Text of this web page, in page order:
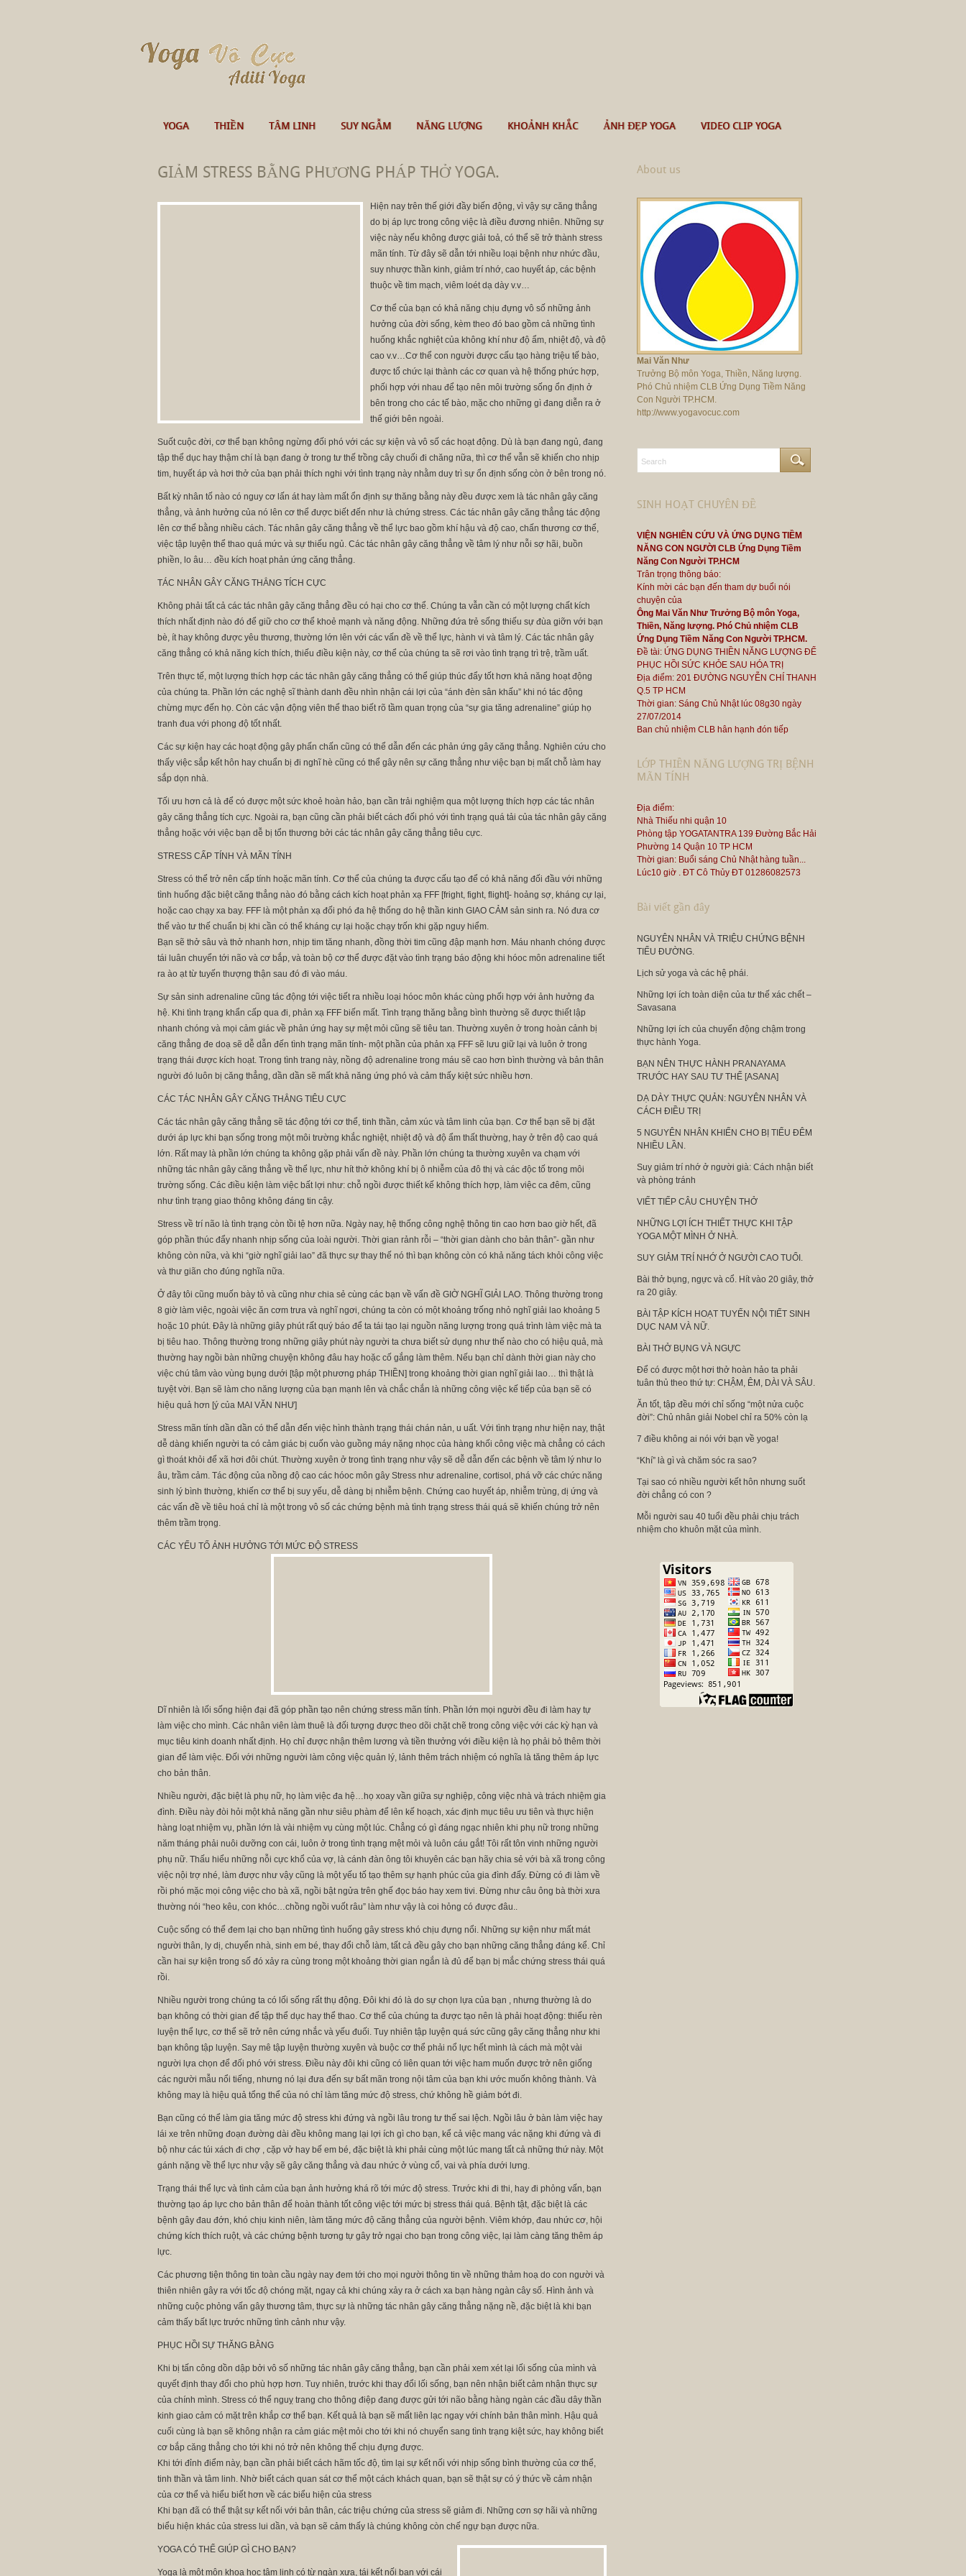
YOGA THIỀN TÂM LINH SUY NGẪM NĂNG LƯỢNG KHOẢNH KHẮC ẢNH ĐẸP YOGA VIDEO CLIP YOGA
GIẢM STRESS BẰNG PHƯƠNG PHÁP THỞ YOGA.
Hiện nay trên thế giới đầy biến động, vì vậy sự căng thẳng
do bị áp lực trong công việc là điều đương nhiên. Những sự
việc này nếu không được giải toả, có thể sẽ trở thành stress
mãn tính. Từ đây sẽ dẫn tới nhiều loại bệnh như nhức đầu,
suy nhược thần kinh, giảm trí nhớ, cao huyết áp, các bệnh
thuộc về tim mạch, viêm loét dạ dày v.v…
Cơ thể của bạn có khả năng chịu đựng vô số những ảnh
hưởng của đời sống, kèm theo đó bao gồm cả những tình
huống khắc nghiệt của không khí như độ ẩm, nhiệt độ, và độ
cao v.v…Cơ thể con người được cấu tạo hàng triệu tế bào,
được tổ chức lại thành các cơ quan và hệ thống phức hợp,
phối hợp với nhau để tạo nên môi trường sống ổn định ở
bên trong cho các tế bào, mặc cho những gì đang diễn ra ở
thế giới bên ngoài.
Suốt cuộc đời, cơ thể bạn không ngừng đối phó với các sự kiện và vô số các hoạt động. Dù là bạn đang ngủ, đang
tập thể dục hay thậm chí là bạn đang ở trong tư thế trồng cây chuối đi chăng nữa, thì cơ thể vẫn sẽ khiến cho nhịp
tim, huyết áp và hơi thở của bạn phải thích nghi với tình trạng này nhằm duy trì sự ổn định sống còn ở bên trong nó.
Bất kỳ nhân tố nào có nguy cơ lấn át hay làm mất ổn định sự thăng bằng này đều được xem là tác nhân gây căng
thẳng, và ảnh hưởng của nó lên cơ thể được biết đến như là chứng stress. Các tác nhân gây căng thẳng tác động
lên cơ thể bằng nhiều cách. Tác nhân gây căng thẳng về thể lực bao gồm khí hậu và độ cao, chấn thương cơ thể,
việc tập luyện thể thao quá mức và sự thiếu ngủ. Các tác nhân gây căng thẳng về tâm lý như nỗi sợ hãi, buồn
phiền, lo âu… đều kích hoạt phản ứng căng thẳng.
TÁC NHÂN GÂY CĂNG THẲNG TÍCH CỰC
Không phải tất cả các tác nhân gây căng thẳng đều có hại cho cơ thể. Chúng ta vẫn cần có một lượng chất kích
thích nhất định nào đó để giữ cho cơ thể khoẻ mạnh và năng động. Những đứa trẻ sống thiếu sự đùa giỡn với bạn
bè, ít hay không được yêu thương, thường lớn lên với các vấn đề về thể lực, hành vi và tâm lý. Các tác nhân gây
căng thẳng có khả năng kích thích, thiếu điều kiện này, cơ thể của chúng ta sẽ rơi vào tình trạng trì trệ, trầm uất.
Trên thực tế, một lượng thích hợp các tác nhân gây căng thẳng có thể giúp thúc đẩy tốt hơn khả năng hoạt động
của chúng ta. Phần lớn các nghệ sĩ thành danh đều nhìn nhận cái lợi của “ánh đèn sân khấu” khi nó tác động
chừng mực đến họ. Còn các vận động viên thể thao biết rõ tầm quan trọng của “sự gia tăng adrenaline” giúp họ
tranh đua với phong độ tốt nhất.
Các sự kiện hay các hoạt động gây phấn chấn cũng có thể dẫn đến các phản ứng gây căng thẳng. Nghiên cứu cho
thấy việc sắp kết hôn hay chuẩn bị đi nghĩ hè cũng có thể gây nên sự căng thẳng như việc bạn bị mất chỗ làm hay
sắp dọn nhà.
Tối ưu hơn cả là để có được một sức khoẻ hoàn hảo, bạn cần trải nghiệm qua một lượng thích hợp các tác nhân
gây căng thẳng tích cực. Ngoài ra, bạn cũng cần phải biết cách đối phó với tình trạng quá tải của tác nhân gây căng
thẳng hoặc với việc bạn dễ bị tổn thương bởi các tác nhân gây căng thẳng tiêu cực.
STRESS CẤP TÍNH VÀ MÃN TÍNH
Stress có thể trở nên cấp tính hoặc mãn tính. Cơ thể của chúng ta được cấu tạo để có khả năng đối đầu với những
tình huống đặc biệt căng thẳng nào đó bằng cách kích hoạt phản xạ FFF [fright, fight, flight]- hoảng sợ, kháng cự lại,
hoặc cao chạy xa bay. FFF là một phản xạ đối phó đa hệ thống do hệ thần kinh GIAO CẢM sản sinh ra. Nó đưa cơ
thể vào tư thế chuẩn bị khi cần có thể kháng cự lại hoặc chạy trốn khi gặp nguy hiểm.
Bạn sẽ thở sâu và thở nhanh hơn, nhịp tim tăng nhanh, đồng thời tim cũng đập mạnh hơn. Máu nhanh chóng được
tái luân chuyển tới não và cơ bắp, và toàn bộ cơ thể được đặt vào tình trạng báo động khi hóoc môn adrenaline tiết
ra ào ạt từ tuyến thượng thận sau đó đi vào máu.
Sự sản sinh adrenaline cũng tác động tới việc tiết ra nhiều loại hóoc môn khác cùng phối hợp với ảnh hưởng đa
hệ. Khi tình trạng khẩn cấp qua đi, phản xạ FFF biến mất. Tình trạng thăng bằng bình thường sẽ được thiết lập
nhanh chóng và mọi cảm giác về phản ứng hay sự mệt mỏi cũng sẽ tiêu tan. Thường xuyên ở trong hoàn cảnh bị
căng thẳng đe doạ sẽ dễ dẫn đến tình trạng mãn tính- một phần của phản xạ FFF sẽ lưu giữ lại và luôn ở trong
trạng thái được kích hoạt. Trong tình trang này, nồng độ adrenaline trong máu sẽ cao hơn bình thường và bản thân
người đó luôn bị căng thẳng, dần dần sẽ mất khả năng ứng phó và cảm thấy kiệt sức nhiều hơn.
CÁC TÁC NHÂN GÂY CĂNG THẲNG TIÊU CỰC
Các tác nhân gây căng thẳng sẽ tác động tới cơ thể, tinh thần, cảm xúc và tâm linh của bạn. Cơ thể bạn sẽ bị đặt
dưới áp lực khi bạn sống trong một môi trường khắc nghiệt, nhiệt độ và độ ẩm thất thường, hay ở trên độ cao quá
lớn. Rất may là phần lớn chúng ta không gặp phải vấn đề này. Phần lớn chúng ta thường xuyên va chạm với
những tác nhân gây căng thẳng về thể lực, như hít thở không khí bị ô nhiễm của đô thị và các độc tố trong môi
trường sống. Các điều kiện làm việc bất lợi như: chỗ ngồi được thiết kế không thích hợp, làm việc ca đêm, cũng
như tình trạng giao thông không đáng tin cậy.
Stress về trí não là tình trạng còn tồi tệ hơn nữa. Ngày nay, hệ thống công nghệ thông tin cao hơn bao giờ hết, đã
góp phần thúc đẩy nhanh nhịp sống của loài người. Thời gian rảnh rỗi – “thời gian dành cho bản thân”- gần như
không còn nữa, và khi “giờ nghĩ giải lao” đã thực sự thay thế nó thì bạn không còn có khả năng tách khỏi công việc
và thư giãn cho đúng nghĩa nữa.
Ở đây tôi cũng muốn bày tỏ và cũng như chia sẻ cùng các bạn về vấn đề GIỜ NGHĨ GIẢI LAO. Thông thường trong
8 giờ làm việc, ngoài việc ăn cơm trưa và nghĩ ngơi, chúng ta còn có một khoảng trống nhỏ nghĩ giải lao khoảng 5
hoặc 10 phút. Đây là những giây phút rất quý báo để ta tái tạo lại nguồn năng lượng trong quá trình làm việc mà ta
bị tiêu hao. Thông thường trong những giây phút này người ta chưa biết sử dụng như thế nào cho có hiệu quả, mà
thường hay ngồi bàn những chuyện không đâu hay hoặc cố gắng làm thêm. Nếu bạn chỉ dành thời gian này cho
việc chú tâm vào vùng bụng dưới [tập một phương pháp THIỀN] trong khoảng thời gian nghĩ giải lao… thì thật là
tuyệt vời. Bạn sẽ làm cho năng lượng của bạn mạnh lên và chắc chắn là những công việc kế tiếp của bạn sẽ có
hiệu quả hơn [ý của MAI VĂN NHƯ]
Stress mãn tính dần dần có thể dẫn đến việc hình thành trạng thái chán nản, u uất. Với tình trạng như hiện nay, thật
dễ dàng khiến người ta có cảm giác bị cuốn vào guồng máy nặng nhọc của hàng khối công việc mà chẳng có cách
gì thoát khỏi để xã hơi đôi chút. Thường xuyên ở trong tình trạng như vậy sẽ dễ dẫn đến các bệnh về tâm lý như lo
âu, trầm cảm. Tác động của nồng độ cao các hóoc môn gây Stress như adrenaline, cortisol, phá vỡ các chức năng
sinh lý bình thường, khiến cơ thể bị suy yếu, dễ dàng bị nhiễm bệnh. Chứng cao huyết áp, nhiễm trùng, dị ứng và
các vấn đề về tiêu hoá chỉ là một trong vô số các chứng bệnh mà tình trạng stress thái quá sẽ khiến chúng trở nên
thêm trầm trọng.
CÁC YẾU TỐ ẢNH HƯỞNG TỚI MỨC ĐỘ STRESS
Dĩ nhiên là lối sống hiện đại đã góp phần tạo nên chứng stress mãn tính. Phần lớn mọi người đều đi làm hay tự
làm việc cho mình. Các nhân viên làm thuê là đối tượng được theo dõi chặt chẽ trong công việc với các kỳ hạn và
mục tiêu kinh doanh nhất định. Họ chỉ được nhận thêm lương và tiền thưởng với điều kiện là họ phải bỏ thêm thời
gian để làm việc. Đối với những người làm công việc quản lý, lảnh thêm trách nhiệm có nghĩa là tăng thêm áp lực
cho bản thân.
Nhiều người, đặc biệt là phụ nữ, họ làm việc đa hệ…họ xoay vần giữa sự nghiệp, công việc nhà và trách nhiệm gia
đình. Điều này đòi hỏi một khả năng gần như siêu phàm để lên kế hoạch, xác định mục tiêu ưu tiên và thực hiện
hàng loạt nhiệm vụ, phần lớn là vài nhiệm vụ cùng một lúc. Chẳng có gì đáng ngạc nhiên khi phụ nữ trong những
năm tháng phải nuôi dưỡng con cái, luôn ở trong tình trạng mệt mỏi và luôn cáu gắt! Tôi rất tôn vinh những người
phụ nữ. Thấu hiểu những nỗi cực khổ của vợ, là cánh đàn ông tôi khuyên các bạn hãy chia sẻ với bà xã trong công
việc nội trợ nhé, làm được như vậy cũng là một yếu tố tạo thêm sự hạnh phúc của gia đình đấy. Đừng có đi làm về
rồi phó mặc mọi công việc cho bà xã, ngồi bật ngửa trên ghế đọc báo hay xem tivi. Đừng như câu ông bà thời xưa
thường nói “heo kêu, con khóc…chồng ngồi vuốt râu” làm như vậy là coi hỏng có được đâu..
Cuộc sống có thể đem lại cho bạn những tình huống gây stress khó chịu đựng nổi. Những sự kiện như mất mát
người thân, ly dị, chuyển nhà, sinh em bé, thay đổi chỗ làm, tất cả đều gây cho bạn những căng thẳng đáng kể. Chỉ
cần hai sự kiện trong số đó xảy ra cùng trong một khoảng thời gian ngắn là đủ để bạn bị mắc chứng stress thái quá
rồi.
Nhiều người trong chúng ta có lối sống rất thụ động. Đôi khi đó là do sự chọn lựa của bạn , nhưng thường là do
bạn không có thời gian để tập thể dục hay thể thao. Cơ thể của chúng ta được tạo nên là phải hoạt động: thiếu rèn
luyện thể lực, cơ thể sẽ trở nên cứng nhắc và yếu đuối. Tuy nhiên tập luyện quá sức cũng gây căng thẳng như khi
bạn không tập luyện. Say mê tập luyện thường xuyên và buộc cơ thể phải nổ lực hết mình là cách mà một vài
người lựa chọn để đối phó với stress. Điều này đôi khi cũng có liên quan tới việc ham muốn được trở nên giống
các người mẫu nổi tiếng, nhưng nó lại đưa đến sự bất mãn trong nội tâm của bạn khi ước muốn không thành. Và
không may là hiệu quả tổng thể của nó chỉ làm tăng mức độ stress, chứ không hề giảm bớt đi.
Bạn cũng có thể làm gia tăng mức độ stress khi đứng và ngồi lâu trong tư thế sai lệch. Ngồi lâu ở bàn làm việc hay
lái xe trên những đoạn đường dài đều không mang lại lợi ích gì cho bạn, kể cả việc mang vác nặng khi đứng và đi
bộ như các túi xách đi chợ , cặp vở hay bế em bé, đặc biệt là khi phải cùng một lúc mang tất cả những thứ này. Một
gánh nặng về thể lực như vậy sẽ gây căng thẳng và đau nhức ở vùng cổ, vai và phía dưới lưng.
Trạng thái thể lực và tình cảm của bạn ảnh hưởng khá rõ tới mức độ stress. Trước khi đi thi, hay đi phỏng vấn, bạn
thường tạo áp lực cho bản thân để hoàn thành tốt công việc tới mức bị stress thái quá. Bệnh tật, đặc biệt là các
bệnh gây đau đớn, khó chịu kinh niên, làm tăng mức độ căng thẳng của người bệnh. Viêm khớp, đau nhức cơ, hội
chứng kích thích ruột, và các chứng bệnh tương tự gây trở ngại cho bạn trong công việc, lại làm càng tăng thêm áp
lực.
Các phương tiện thông tin toàn cầu ngày nay đem tới cho mọi người thông tin về những thảm hoạ do con người và
thiên nhiên gây ra với tốc độ chóng mặt, ngay cả khi chúng xảy ra ở cách xa bạn hàng ngàn cây số. Hình ảnh và
những cuộc phỏng vấn gây thương tâm, thực sự là những tác nhân gây căng thẳng nặng nề, đặc biệt là khi bạn
cảm thấy bất lực trước những tình cảnh như vậy.
PHỤC HỒI SỰ THĂNG BẰNG
Khi bị tấn công dồn dập bởi vô số những tác nhân gây căng thẳng, bạn cần phải xem xét lại lối sống của mình và
quyết định thay đổi cho phù hợp hơn. Tuy nhiên, trước khi thay đổi lối sống, bạn nên nhận biết cảm nhận thực sự
của chính mình. Stress có thể nguỵ trang cho thông điệp đang được gửi tới não bằng hàng ngàn các đầu dây thần
kinh giao cảm có mặt trên khắp cơ thể bạn. Kết quả là bạn sẽ mất liên lạc ngay với chính bản thân mình. Hậu quả
cuối cùng là bạn sẽ không nhận ra cảm giác mệt mỏi cho tới khi nó chuyển sang tình trạng kiệt sức, hay không biết
cơ bắp căng thẳng cho tới khi nó trở nên không thể chịu đựng được.
Khi tới đỉnh điểm này, bạn cần phải biết cách hãm tốc độ, tìm lại sự kết nối với nhịp sống bình thường của cơ thể,
tinh thần và tâm linh. Nhờ biết cách quan sát cơ thể một cách khách quan, bạn sẽ thật sự có ý thức về cảm nhận
của cơ thể và hiểu biết hơn về các biểu hiện của stress
Khi bạn đã có thể thật sự kết nối với bản thân, các triệu chứng của stress sẽ giảm đi. Những cơn sợ hãi và những
biểu hiện khác của stress lui dần, và bạn sẽ cảm thấy là chúng không còn chế ngự bạn được nữa.
YOGA CÓ THỂ GIÚP GÌ CHO BẠN?
Yoga là một môn khoa học tâm linh có từ ngàn xưa, tái kết nối bạn với cái
About us
Mai Văn Như
Trưởng Bộ môn Yoga, Thiền, Năng lượng.
Phó Chủ nhiệm CLB Ứng Dụng Tiềm Năng
Con Người TP.HCM.
http://www.yogavocuc.com
SINH HOẠT CHUYÊN ĐỀ
VIỆN NGHIÊN CỨU VÀ ỨNG DỤNG TIỀM
NĂNG CON NGƯỜI CLB Ứng Dụng Tiềm
Năng Con Người TP.HCM
Trân trọng thông báo:
Kính mời các bạn đến tham dự buổi nói
chuyện của
Ông Mai Văn Như Trưởng Bộ môn Yoga,
Thiền, Năng lượng. Phó Chủ nhiệm CLB
Ứng Dụng Tiềm Năng Con Người TP.HCM.
Đề tài: ỨNG DỤNG THIỀN NĂNG LƯỢNG ĐỂ
PHỤC HỒI SỨC KHỎE SAU HÓA TRỊ
Địa điểm: 201 ĐƯỜNG NGUYỄN CHÍ THANH
Q.5 TP HCM
Thời gian: Sáng Chủ Nhật lúc 08g30 ngày
27/07/2014
Ban chủ nhiệm CLB hân hạnh đón tiếp
LỚP THIỀN NĂNG LƯỢNG TRỊ BỆNH
MÃN TÍNH
Địa điểm:
Nhà Thiếu nhi quận 10
Phòng tập YOGATANTRA 139 Đường Bắc Hải
Phường 14 Quận 10 TP HCM
Thời gian: Buổi sáng Chủ Nhật hàng tuần...
Lúc10 giờ . ĐT Cô Thủy ĐT 01286082573
Bài viết gần đây
NGUYÊN NHÂN VÀ TRIỆU CHỨNG BỆNH
TIỂU ĐƯỜNG.
Lịch sử yoga và các hệ phái.
Những lợi ích toàn diện của tư thế xác chết –
Savasana
Những lợi ích của chuyển động chậm trong
thực hành Yoga.
BẠN NÊN THỰC HÀNH PRANAYAMA
TRƯỚC HAY SAU TƯ THẾ [ASANA]
DẠ DÀY THỰC QUẢN: NGUYÊN NHÂN VÀ
CÁCH ĐIỀU TRỊ
5 NGUYÊN NHÂN KHIẾN CHO BỊ TIỂU ĐÊM
NHIỀU LẦN.
Suy giảm trí nhớ ở người già: Cách nhận biết
và phòng tránh
VIẾT TIẾP CÂU CHUYỆN THỞ
NHỮNG LỢI ÍCH THIẾT THỰC KHI TẬP
YOGA MỘT MÌNH Ở NHÀ.
SUY GIẢM TRÍ NHỚ Ở NGƯỜI CAO TUỔI.
Bài thở bụng, ngực và cổ. Hít vào 20 giây, thở
ra 20 giây.
BÀI TẬP KÍCH HOẠT TUYẾN NỘI TIẾT SINH
DỤC NAM VÀ NỮ.
BÀI THỞ BỤNG VÀ NGỰC
Để có được một hơi thở hoàn hảo ta phải
tuân thủ theo thứ tự: CHẬM, ÊM, DÀI VÀ SÂU.
Ăn tốt, tập đều mới chỉ sống “một nửa cuộc
đời”: Chủ nhân giải Nobel chỉ ra 50% còn lạ
7 điều không ai nói với bạn về yoga!
“Khí” là gì và chăm sóc ra sao?
Tại sao có nhiều người kết hôn nhưng suốt
đời chẳng có con ?
Mỗi người sau 40 tuổi đều phải chịu trách
nhiệm cho khuôn mặt của mình.